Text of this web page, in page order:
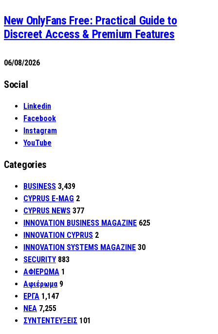
New OnlyFans Free: Practical Guide to
Discreet Access & Premium Features
06/08/2026
Social
Linkedin
Facebook
Instagram
YouTube
Categories
BUSINESS 3,439
CYPRUS E-MAG 2
CYPRUS NEWS 377
INNOVATION BUSINESS MAGAZINE 625
INNOVATION CYPRUS 2
INNOVATION SYSTEMS MAGAZINE 30
SECURITY 883
ΑΦΙΕΡΩΜΑ 1
Αφιέρωμα 9
ΕΡΓΑ 1,147
ΝΕΑ 7,255
ΣΥΝΤΕΝΤΕΥΞΕΙΣ 101